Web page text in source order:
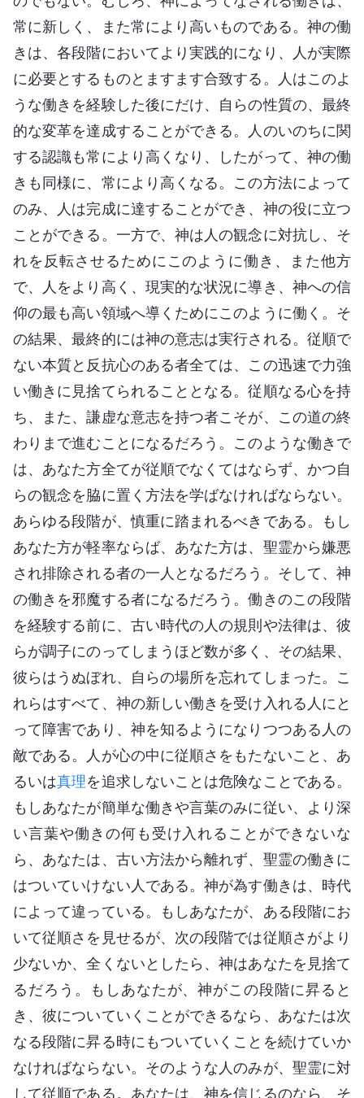
常に新しく、また常により高いものである。神の働
きは、各段階においてより実践的になり、人が実際
に必要とするものとますます合致する。人はこのよ
うな働きを経験した後にだけ、自らの性質の、最終
的な変革を達成することができる。人のいのちに関
する認識も常により高くなり、したがって、神の働
きも同様に、常により高くなる。この方法によって
のみ、人は完成に達することができ、神の役に立つ
ことができる。一方で、神は人の観念に対抗し、そ
れを反転させるためにこのように働き、また他方
で、人をより高く、現実的な状況に導き、神への信
仰の最も高い領域へ導くためにこのように働く。そ
の結果、最終的には神の意志は実行される。従順で
ない本質と反抗心のある者全ては、この迅速で力強
い働きに見捨てられることとなる。従順なる心を持
ち、また、謙虚な意志を持つ者こそが、この道の終
わりまで進むことになるだろう。このような働きで
は、あなた方全てが従順でなくてはならず、かつ自
らの観念を脇に置く方法を学ばなければならない。
あらゆる段階が、慎重に踏まれるべきである。もし
あなた方が軽率ならば、あなた方は、聖霊から嫌悪
され排除される者の一人となるだろう。そして、神
の働きを邪魔する者になるだろう。働きのこの段階
を経験する前に、古い時代の人の規則や法律は、彼
らが調子にのってしまうほど数が多く、その結果、
彼らはうぬぼれ、自らの場所を忘れてしまった。こ
れらはすべて、神の新しい働きを受け入れる人にと
って障害であり、神を知るようになりつつある人の
敵である。人が心の中に従順さをもたないこと、あ
るいは真理を追求しないことは危険なことである。
もしあなたが簡単な働きや言葉のみに従い、より深
い言葉や働きの何も受け入れることができないな
ら、あなたは、古い方法から離れず、聖霊の働きに
はついていけない人である。神が為す働きは、時代
によって違っている。もしあなたが、ある段階にお
いて従順さを見せるが、次の段階では従順さがより
少ないか、全くないとしたら、神はあなたを見捨て
るだろう。もしあなたが、神がこの段階に昇ると
き、彼についていくことができるなら、あなたは次
なる段階に昇る時にもついていくことを続けていか
なければならない。そのような人のみが、聖霊に対
して従順である。あなたは、神を信じるのなら、そ